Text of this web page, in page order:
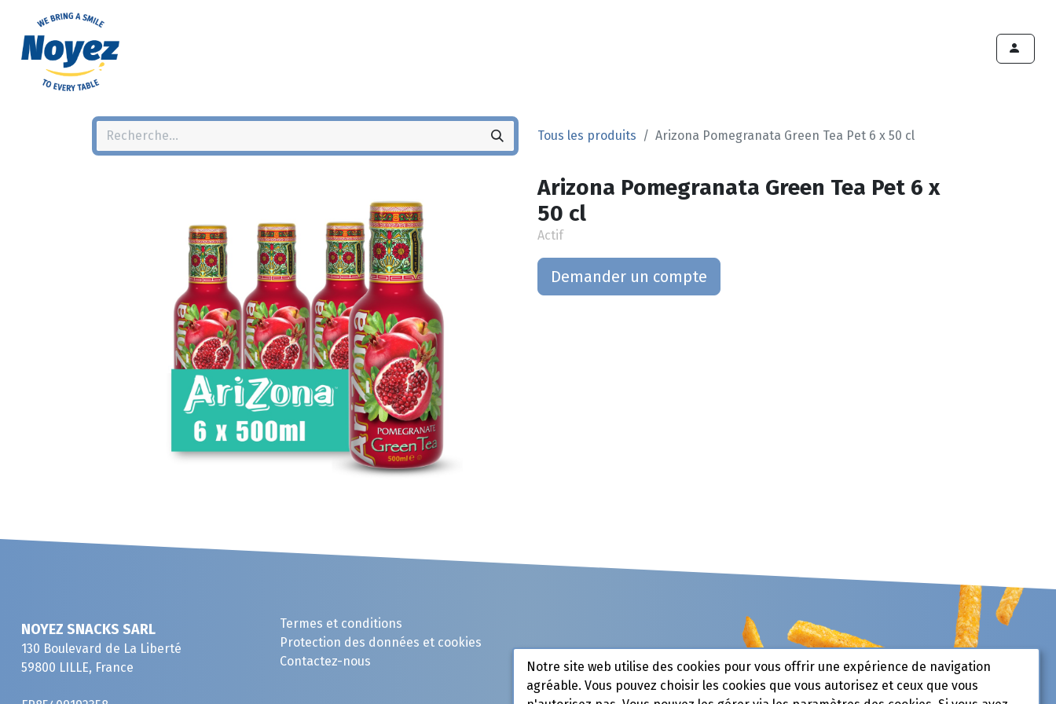
Tous les produits Arizona Pomegranata Green Tea Pet 6 x 50 cl
Arizona Pomegranata Green Tea Pet 6 x
50 cl
Actif
Demander un compte
NOYEZ SNACKS SARL
130 Boulevard de La Liberté
59800 LILLE, France
Termes et conditions
Protection des données et cookies
Contactez-nous
Notre site web utilise des cookies pour vous offrir une expérience de navigation
agréable. Vous pouvez choisir les cookies que vous autorisez et ceux que vous